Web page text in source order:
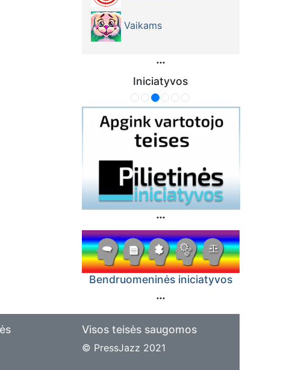
Vaikams
Iniciatyvos
Bendruomeninės iniciatyvos
Visos teisės saugomos
© PressJazz 2021